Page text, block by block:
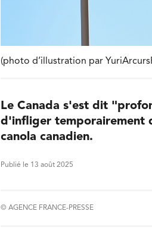
(photo d’illustration par
Le Canada s'est dit
d'infliger temporairement
canola canadien.
Publié le 13 août 2025
© AGENCE FRANCE-PRESSE